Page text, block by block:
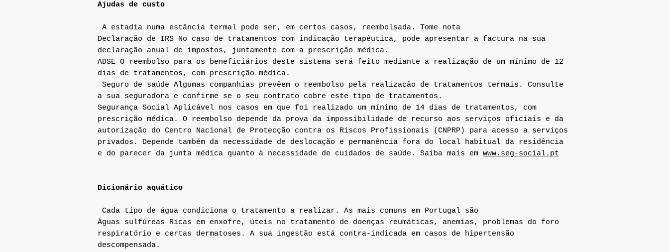
Ajudas de custo
A estadia numa estância termal pode ser, em certos casos, reembolsada. Tome nota
Declaração de IRS No caso de tratamentos com indicação terapêutica, pode apresentar a factura na sua
declaração anual de impostos, juntamente com a prescrição médica.
ADSE O reembolso para os beneficiários deste sistema será feito mediante a realização de um mínimo de 12
dias de tratamentos, com prescrição médica.
Seguro de saúde Algumas companhias prevêem o reembolso pela realização de tratamentos termais. Consulte
a sua seguradora e confirme se o seu contrato cobre este tipo de tratamentos.
Segurança Social Aplicável nos casos em que foi realizado um mínimo de 14 dias de tratamentos, com
prescrição médica. O reembolso depende da prova da impossibilidade de recurso aos serviços oficiais e da
autorização do Centro Nacional de Protecção contra os Riscos Profissionais (CNPRP) para acesso a serviços
privados. Depende também da necessidade de deslocação e permanência fora do local habitual da residência
e do parecer da junta médica quanto à necessidade de cuidados de saúde. Saiba mais em www.seg-social.pt
Dicionário aquático
Cada tipo de água condiciona o tratamento a realizar. As mais comuns em Portugal são
Águas sulfúreas Ricas em enxofre, úteis no tratamento de doenças reumáticas, anemias, problemas do foro
respiratório e certas dermatoses. A sua ingestão está contra-indicada em casos de hipertensão
descompensada.